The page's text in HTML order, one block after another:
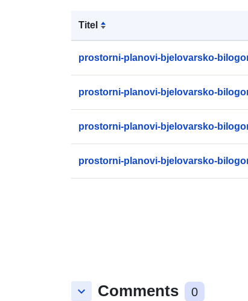
Titel
prostorni-planovi-bjelovarsko-
prostorni-planovi-bjelovarsko-
prostorni-planovi-bjelovarsko-
prostorni-planovi-bjelovarsko-
keyboard_arrow_down Comments 0